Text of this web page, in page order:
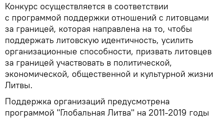
Конкурс осуществляется в соответствии
с программой поддержки отношений с литовцами
за границей, которая направлена на то, чтобы
поддержать литовскую идентичность, усилить
организационные способности, призвать литовцев
за границей участвовать в политической,
экономической, общественной и культурной жизни
Литвы.
Поддержка организаций предусмотрена
программой "Глобальная Литва" на 2011-2019 годы